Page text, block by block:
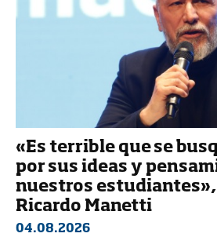
«Es terrible que se
por sus ideas y
nuestros
Ricardo Manetti
04.08.2026